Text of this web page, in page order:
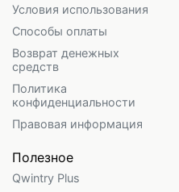
Условия использования
Способы оплаты
Возврат денежных
средств
Политика
конфиденциальности
Правовая информация
Полезное
Qwintry Plus